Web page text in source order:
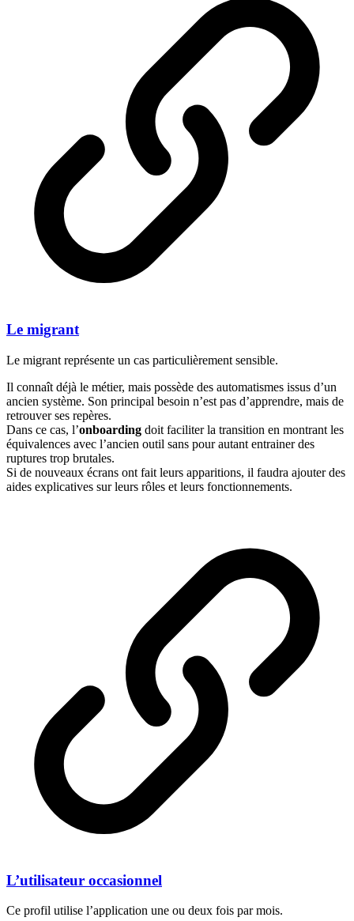
Le migrant
Le migrant représente un cas particulièrement sensible.
Il connaît déjà le métier, mais possède des automatismes issus d’un
ancien système. Son principal besoin n’est pas d’apprendre, mais de
retrouver ses repères.
Dans ce cas, l’onboarding doit faciliter la transition en montrant les
équivalences avec l’ancien outil sans pour autant entrainer des
ruptures trop brutales.
Si de nouveaux écrans ont fait leurs apparitions, il faudra ajouter des
aides explicatives sur leurs rôles et leurs fonctionnements.
L’utilisateur occasionnel
Ce profil utilise l’application une ou deux fois par mois.